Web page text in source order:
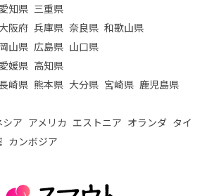
愛知県 三重県
大阪府 兵庫県 奈良県 和歌山県
岡山県 広島県 山口県
愛媛県 高知県
崎県 熊本県 大分県 宮崎県 鹿児島県
ア アメリカ エストニア オランダ タイ
カンボジア